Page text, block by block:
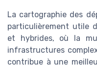
La cartographie des
particulièrement utile
et hybrides, où la
infrastructures
contribue à une